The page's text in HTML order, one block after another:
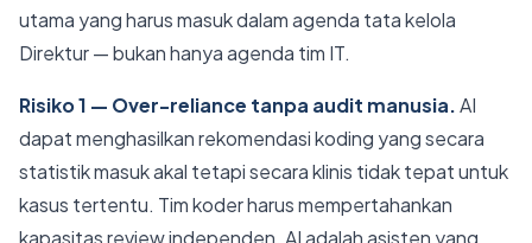
utama yang harus masuk dalam agenda tata kelola
Direktur — bukan hanya agenda tim IT.
Risiko 1 — Over-reliance tanpa audit manusia.AI
dapat menghasilkan rekomendasi koding yang secara
statistik masuk akal tetapi secara klinis tidak tepat untuk
kasus tertentu. Tim koder harus mempertahankan
kapasitas review independen. AI adalah asisten yang